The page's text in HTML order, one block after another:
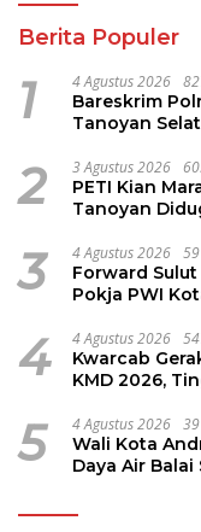
Berita Populer
1 4 Agustus 2026
Bareskrim
Tanoyan
2 3 Agustus 2026
PETI Kian
Tanoyan
3 4 Agustus 2026
Forward
Pokja PWI
4 4 Agustus 2026
Kwarcab
KMD 2026,
5 4 Agustus 2026
Wali Kota
Daya Air